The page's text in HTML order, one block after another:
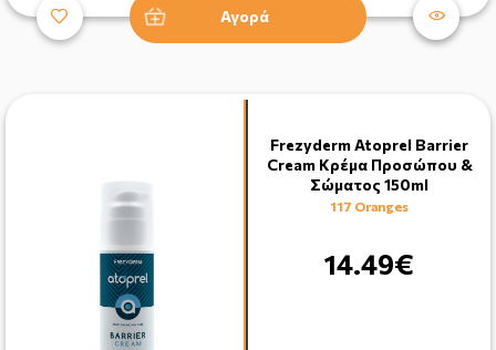
Αγορά
Frezyderm Atoprel Barrier
Cream Κρέμα Προσώπου &
Σώματος 150ml
117 Oranges
14.49€